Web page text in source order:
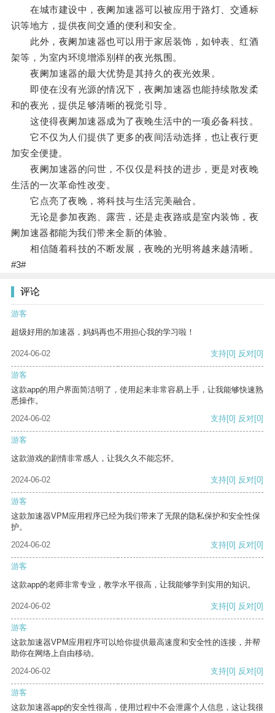
在城市建设中，夜阑加速器可以被应用于路灯、交通标
识等地方，提供夜间交通的便利和安全。
此外，夜阑加速器也可以用于家居装饰，如钟表、红酒
架等，为室内环境增添别样的夜光氛围。
夜阑加速器的最大优势是其持久的夜光效果。
即使在没有光源的情况下，夜阑加速器也能持续散发柔
和的夜光，提供足够清晰的视觉引导。
这使得夜阑加速器成为了夜晚生活中的一项必备科技。
它不仅为人们提供了更多的夜间活动选择，也让夜行更
加安全便捷。
夜阑加速器的问世，不仅仅是科技的进步，更是对夜晚
生活的一次革命性改变。
它点亮了夜晚，将科技与生活完美融合。
无论是参加夜跑、露营，还是走夜路或是室内装饰，夜
阑加速器都能为我们带来全新的体验。
相信随着科技的不断发展，夜晚的光明将越来越清晰。
#3#
评论
游客
超级好用的加速器，妈妈再也不用担心我的学习啦！
2024-06-02 支持[0] 反对[0]
游客
这款app的用户界面简洁明了，使用起来非常容易上手，让我能够快速熟
悉操作。
2024-06-02
支持[0] 反对[0]
游客
这款游戏的剧情非常感人，让我久久不能忘怀。
2024-06-02 支持[0] 反对[0]
游客
这款加速器VPM应用程序已经为我们带来了无限的隐私保护和安全性保
护。
2024-06-02
支持[0] 反对[0]
游客
这款app的老师非常专业，教学水平很高，让我能够学到实用的知识。
2024-06-02 支持[0] 反对[0]
游客
这款加速器VPM应用程序可以给你提供最高速度和安全性的连接，并帮
助你在网络上自由移动。
2024-06-02
支持[0] 反对[0]
游客
这款加速器app的安全性很高，使用过程中不会泄露个人信息，这让我很